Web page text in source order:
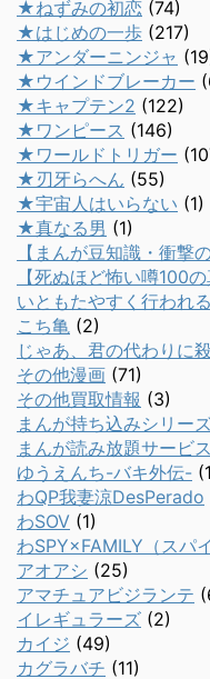
★ねずみの初恋 (74)
★はじめの一歩 (217)
★アンダーニンジャ
★ウインドブレーカー
★キャプテン2 (122)
★ワンピース (146)
★ワールドトリガー
★刃牙らへん (55)
★宇宙人はいらない (1)
★真なる男 (1)
【まんが豆知識・衝撃
【死ぬほど怖い噂100の
いともたやすく行われ
こち亀 (2)
じゃあ、君の代わりに
その他漫画 (71)
その他買取情報 (3)
まんが持ち込みシリー
まんが読み放題サービス
ゆうえんち-バキ外伝-
わQP我妻涼DesPerado
わSOV (1)
わSPY×FAMILY（スパ
アオアシ (25)
アマチュアビジランテ
イレギュラーズ (2)
カイジ (49)
カグラバチ (11)